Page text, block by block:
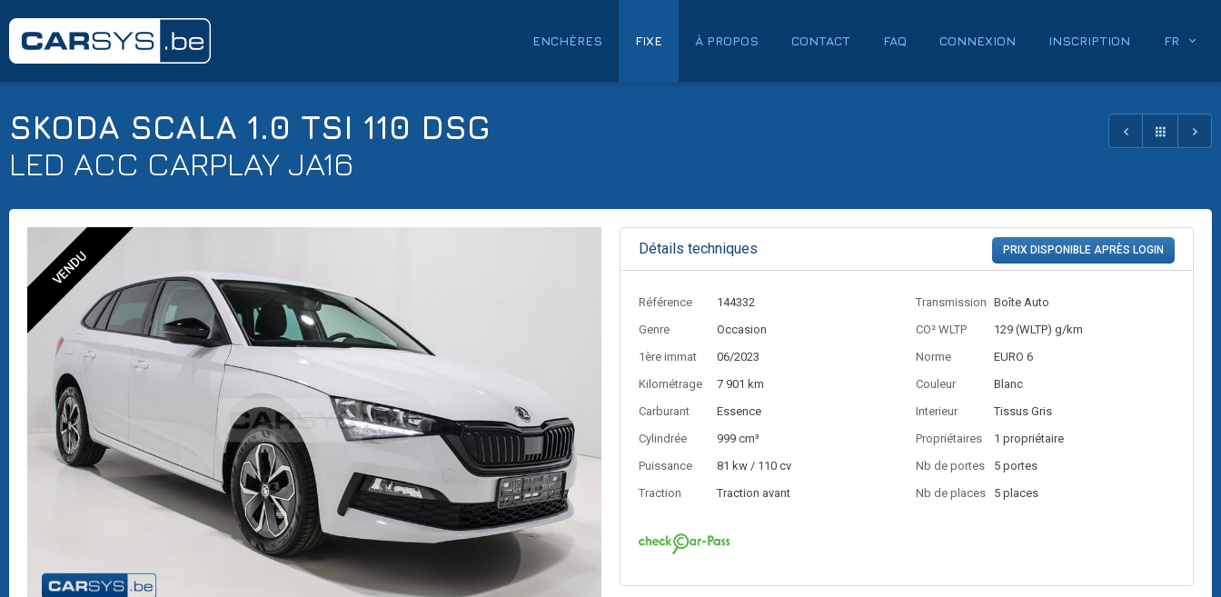
ENCHÈRES FIXE À PROPOS CONTACT FAQ CONNEXION INSCRIPTION FR
SKODA SCALA 1.0 TSI 110 DSG
LED ACC CARPLAY JA16
VENDU Détails techniques PRIX DISPONIBLE APRÈS LOGIN
Référence
144332
Genre
Occasion
1ère immat
06/2023
Kilométrage
7 901 km
Carburant
Essence
Cylindrée
999 cm³
Puissance
81 kw / 110 cv
Traction
Traction avant
Transmission Boîte Auto
CO² WLTP
129 (WLTP) g/km
Norme
EURO 6
Couleur
Blanc
Interieur
Tissus Gris
Propriétaires
1 propriétaire
Nb de portes
5 portes
Nb de places
5 places